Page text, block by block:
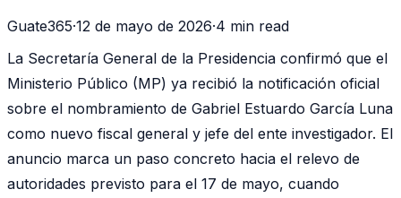
Guate365·12 de mayo de 2026·4 min read
La Secretaría General de la Presidencia confirmó que el
Ministerio Público (MP) ya recibió la notificación oficial
sobre el nombramiento de Gabriel Estuardo García Luna
como nuevo fiscal general y jefe del ente investigador. El
anuncio marca un paso concreto hacia el relevo de
autoridades previsto para el 17 de mayo, cuando